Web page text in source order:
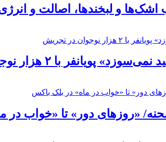
اشک‌ها و لبخندها، اصالت و
با ۲ هزار نوجوان در تجریش
«روزهای دور» تا «خواب در